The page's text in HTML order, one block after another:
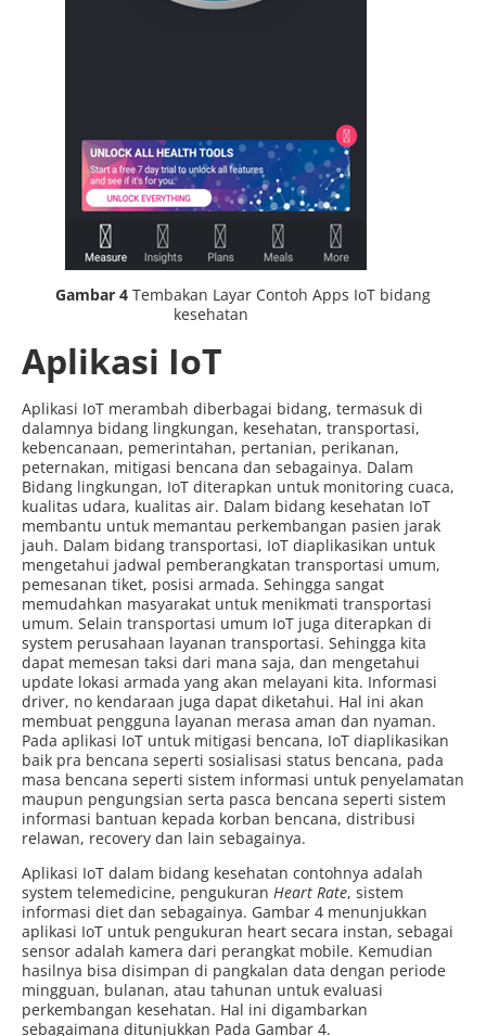
Gambar 4 Tembakan Layar Contoh Apps IoT bidang
kesehatan
Aplikasi IoT
Aplikasi IoT merambah diberbagai bidang, termasuk di
dalamnya bidang lingkungan, kesehatan, transportasi,
kebencanaan, pemerintahan, pertanian, perikanan,
peternakan, mitigasi bencana dan sebagainya. Dalam
Bidang lingkungan, IoT diterapkan untuk monitoring cuaca,
kualitas udara, kualitas air. Dalam bidang kesehatan IoT
membantu untuk memantau perkembangan pasien jarak
jauh. Dalam bidang transportasi, IoT diaplikasikan untuk
mengetahui jadwal pemberangkatan transportasi umum,
pemesanan tiket, posisi armada. Sehingga sangat
memudahkan masyarakat untuk menikmati transportasi
umum. Selain transportasi umum IoT juga diterapkan di
system perusahaan layanan transportasi. Sehingga kita
dapat memesan taksi dari mana saja, dan mengetahui
update lokasi armada yang akan melayani kita. Informasi
driver, no kendaraan juga dapat diketahui. Hal ini akan
membuat pengguna layanan merasa aman dan nyaman.
Pada aplikasi IoT untuk mitigasi bencana, IoT diaplikasikan
baik pra bencana seperti sosialisasi status bencana, pada
masa bencana seperti sistem informasi untuk penyelamatan
maupun pengungsian serta pasca bencana seperti sistem
informasi bantuan kepada korban bencana, distribusi
relawan, recovery dan lain sebagainya.
Aplikasi IoT dalam bidang kesehatan contohnya adalah
system telemedicine, pengukuran Heart Rate, sistem
informasi diet dan sebagainya. Gambar 4 menunjukkan
aplikasi IoT untuk pengukuran heart secara instan, sebagai
sensor adalah kamera dari perangkat mobile. Kemudian
hasilnya bisa disimpan di pangkalan data dengan periode
mingguan, bulanan, atau tahunan untuk evaluasi
perkembangan kesehatan. Hal ini digambarkan
sebagaimana ditunjukkan Pada Gambar 4.